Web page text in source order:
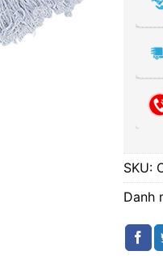
SKU:
Danh